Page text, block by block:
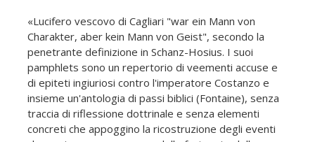
«Lucifero vescovo di Cagliari "war ein Mann von
Charakter, aber kein Mann von Geist", secondo la
penetrante definizione in Schanz-Hosius. I suoi
pamphlets sono un repertorio di veementi accuse e
di epiteti ingiuriosi contro l'imperatore Costanzo e
insieme un'antologia di passi biblici (Fontaine), senza
traccia di riflessione dottrinale e senza elementi
concreti che appoggino la ricostruzione degli eventi